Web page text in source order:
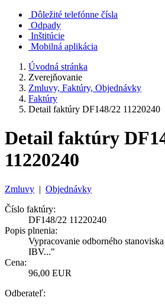
Dôležité telefónne čísla
Odpady
Inštitúcie
Mobilná aplikácia
Úvodná stránka
Zverejňovanie
Zmluvy, Faktúry, Objednávky
Faktúry
Detail faktúry DF148/22 11220240
Detail faktúry
11220240
Zmluvy | Objednávky
Číslo faktúry:
DF148/22 11220240
Popis plnenia:
Vypracovanie odborného
IBV..."
Cena:
96,00 EUR
Odberateľ: